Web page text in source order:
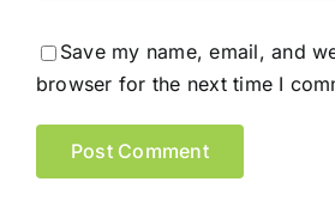
Save my name, email, and
browser for the next time I